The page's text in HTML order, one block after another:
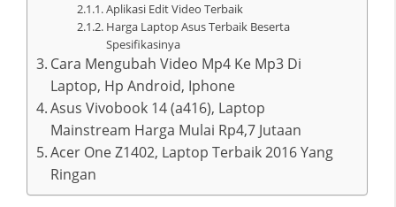
Aplikasi Edit Video Terbaik
Harga Laptop Asus Terbaik Beserta
Spesifikasinya
Cara Mengubah Video Mp4 Ke Mp3 Di
Laptop, Hp Android, Iphone
Asus Vivobook 14 (a416), Laptop
Mainstream Harga Mulai Rp4,7 Jutaan
Acer One Z1402, Laptop Terbaik 2016 Yang
Ringan